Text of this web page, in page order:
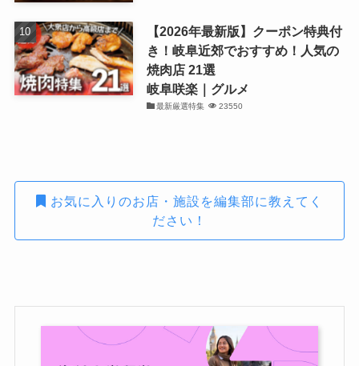
【2026年最新版】クーポン特典付
き！岐阜近郊でおすすめ！人気の
焼肉店 21選
岐阜咲楽｜グルメ
最新厳選特集 23550
お気に入りのお店・施設を編集部に教えてく
ださい！